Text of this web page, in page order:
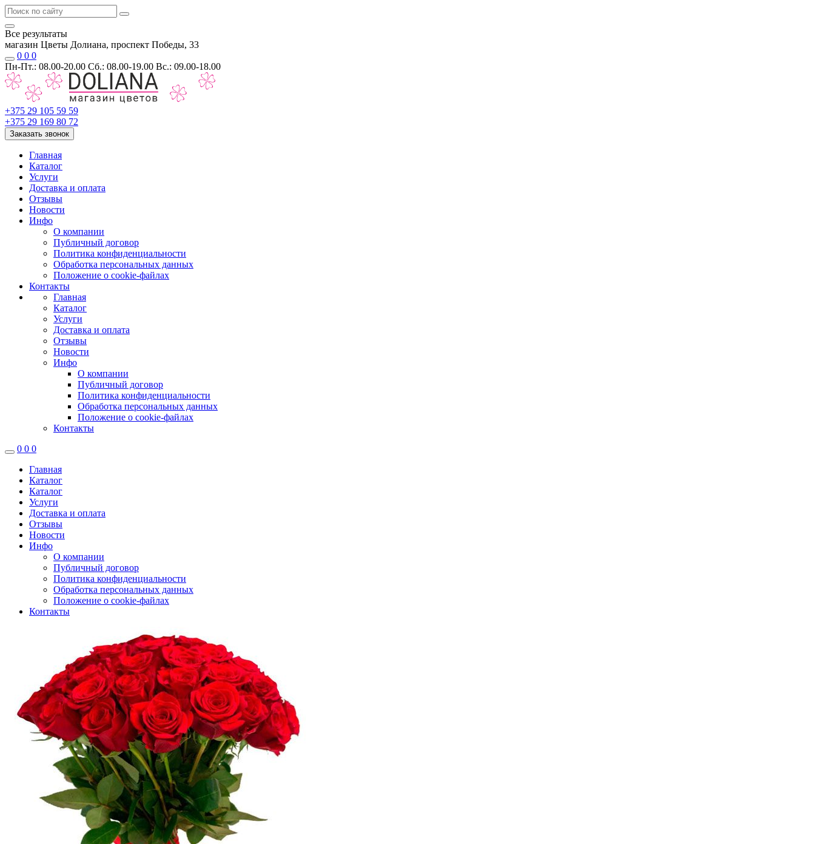
Все результаты
магазин Цветы Долиана, проспект Победы, 33
0 0 0
Пн-Пт.: 08.00-20.00 Сб.: 08.00-19.00 Вс.: 09.00-18.00
+375 29 105 59 59
+375 29 169 80 72
Заказать звонок
Главная
Каталог
Услуги
Доставка и оплата
Отзывы
Новости
Инфо
О компании
Публичный договор
Политика конфиденциальности
Обработка персональных данных
Положение о cookie-файлах
Контакты
Главная
Каталог
Услуги
Доставка и оплата
Отзывы
Новости
Инфо
О компании
Публичный договор
Политика конфиденциальности
Обработка персональных данных
Положение о cookie-файлах
Контакты
0 0 0
Главная
Каталог
Каталог
Услуги
Доставка и оплата
Отзывы
Новости
Инфо
О компании
Публичный договор
Политика конфиденциальности
Обработка персональных данных
Положение о cookie-файлах
Контакты